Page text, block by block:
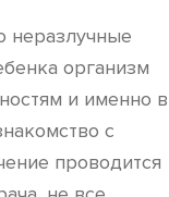
неразлучные
организм
и именно в
с
проводится